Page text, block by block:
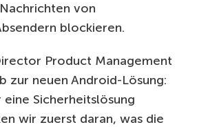
von
blockieren.
Product Management
zur neuen Android-Lösung:
Sicherheitslösung
wir zuerst daran, was die